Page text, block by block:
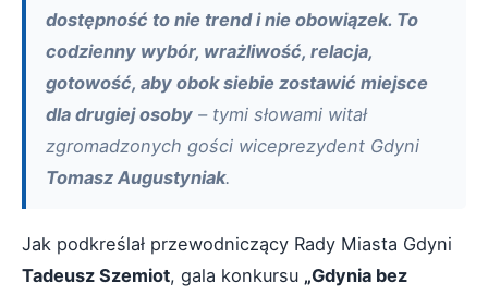
dostępność to nie trend i nie obowiązek. To
codzienny wybór, wrażliwość, relacja,
gotowość, aby obok siebie zostawić miejsce
dla drugiej osoby – tymi słowami witał
zgromadzonych gości wiceprezydent Gdyni
Tomasz Augustyniak.
Jak podkreślał przewodniczący Rady Miasta Gdyni
Tadeusz Szemiot, gala konkursu „Gdynia bez